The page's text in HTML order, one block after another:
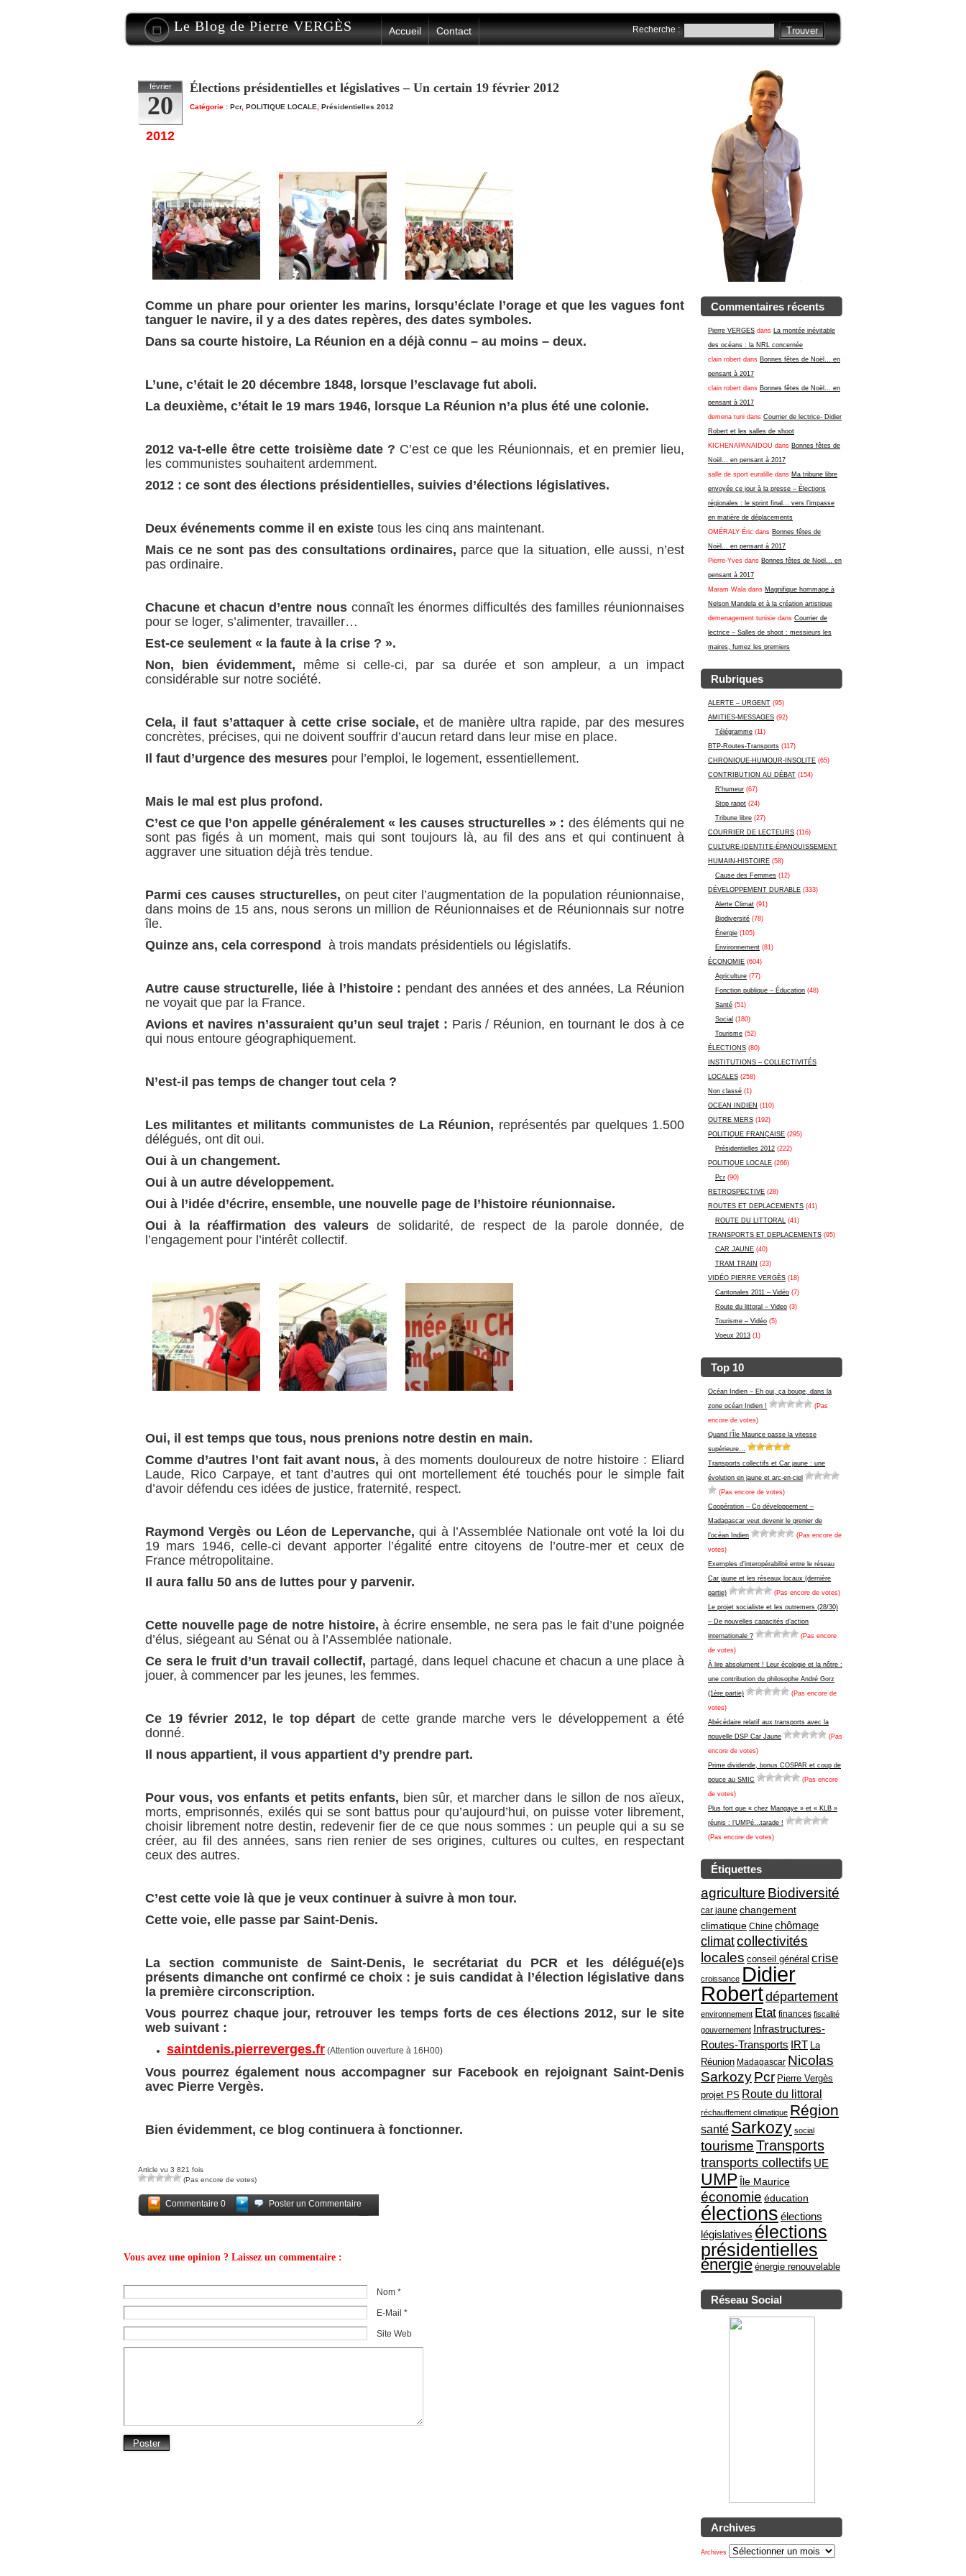
Le Blog de Pierre VERGÈS Accueil Contact Recherche :
Commentaires récents
Pierre VERGES dans La montée inévitable
des océans : la NRL concernée
clain robert dans Bonnes fêtes de Noël… en
pensant à 2017
clain robert dans Bonnes fêtes de Noël… en
pensant à 2017
demena tuni dans Courrier de lectrice- Didier
Robert et les salles de shoot
KICHENAPANAIDOU dans Bonnes fêtes de
Noël… en pensant à 2017
salle de sport euralille dans Ma tribune libre
envoyée ce jour à la presse – Élections
régionales : le sprint final… vers l’impasse
en matière de déplacements
OMÉRALY Éric dans Bonnes fêtes de
Noël… en pensant à 2017
Pierre-Yves dans Bonnes fêtes de Noël… en
pensant à 2017
Maram Wala dans Magnifique hommage à
Nelson Mandela et à la création artistique
demenagement tunisie dans Courrier de
lectrice – Salles de shoot : messieurs les
maires, fumez les premiers
Rubriques
ALERTE – URGENT (95)
AMITIES-MESSAGES (92)
Télégramme (11)
BTP-Routes-Transports (117)
CHRONIQUE-HUMOUR-INSOLITE (65)
CONTRIBUTION AU DÉBAT (154)
R'humeur (67)
Stop ragot (24)
Tribune libre (27)
COURRIER DE LECTEURS (116)
CULTURE-IDENTITE-ÉPANOUISSEMENT
HUMAIN-HISTOIRE (58)
Cause des Femmes (12)
DÉVELOPPEMENT DURABLE (333)
Alerte Climat (91)
Biodiversité (78)
Énergie (105)
Environnement (81)
ÉCONOMIE (604)
Agriculture (77)
Fonction publique – Éducation (48)
Santé (51)
Social (180)
Tourisme (52)
ÉLECTIONS (80)
INSTITUTIONS – COLLECTIVITÉS
LOCALES (258)
Non classé (1)
OCEAN INDIEN (110)
OUTRE MERS (192)
POLITIQUE FRANÇAISE (295)
Présidentielles 2012 (222)
POLITIQUE LOCALE (266)
Pcr (90)
RETROSPECTIVE (28)
ROUTES ET DEPLACEMENTS (41)
ROUTE DU LITTORAL (41)
TRANSPORTS ET DEPLACEMENTS (95)
CAR JAUNE (40)
TRAM TRAIN (23)
VIDÉO PIERRE VERGÈS (18)
Cantonales 2011 – Vidéo (7)
Route du littoral – Video (3)
Tourisme – Vidéo (5)
Voeux 2013 (1)
Top 10
Océan Indien – Eh oui, ça bouge, dans la
zone océan Indien !
(Pas
encore de votes)
Quand l’Île Maurice passe la vitesse
supérieure…
Transports collectifs et Car jaune : une
évolution en jaune et arc-en-ciel
(Pas encore de votes)
Coopération – Co développement –
Madagascar veut devenir le grenier de
l’océan Indien
(Pas encore de
votes)
Exemples d’interopérabilité entre le réseau
Car jaune et les réseaux locaux (dernière
partie)
(Pas encore de votes)
Le projet socialiste et les outremers (28/30)
– De nouvelles capacités d’action
internationale ?
(Pas encore
de votes)
À lire absolument ! Leur écologie et la nôtre :
une contribution du philosophe André Gorz
(1ère partie)
(Pas encore de
votes)
Abécédaire relatif aux transports avec la
nouvelle DSP Car Jaune
(Pas
encore de votes)
Prime dividende, bonus COSPAR et coup de
pouce au SMIC
(Pas encore
de votes)
Plus fort que « chez Mangaye » et « KLB »
réunis : l’UMPé…tarade !
(Pas encore de votes)
Étiquettes
agriculture Biodiversité
car jaune changement
climatique Chine chômage
climatcollectivités
locales conseil général crise
croissance Didier
Robertdépartement
environnement Etat finances fiscalité
gouvernement Infrastructures-
Routes-Transports IRT La
Réunion Madagascar Nicolas
SarkozyPcr Pierre Vergès
projet PS Route du littoral
réchauffement climatique Région
santé Sarkozy social
tourismeTransports
transports collectifs UE
UMP Île Maurice
économie éducation
élections élections
législatives élections
présidentielles
énergie énergie renouvelable
Réseau Social
Archives
Archives
février
20
2012
Élections présidentielles et législatives – Un certain 19 février 2012
Catégorie : Pcr, POLITIQUE LOCALE Présidentielles 2012
Comme un phare pour orienter les marins, lorsqu’éclate l’orage et que les vagues font
tanguer le navire, il y a des dates repères, des dates symboles.
Dans sa courte histoire, La Réunion en a déjà connu – au moins – deux.
L’une, c’était le 20 décembre 1848, lorsque l’esclavage fut aboli.
La deuxième, c’était le 19 mars 1946, lorsque La Réunion n’a plus été une colonie.
2012 va-t-elle être cette troisième date ? C’est ce que les Réunionnais, et en premier lieu,
les communistes souhaitent ardemment.
2012 : ce sont des élections présidentielles, suivies d’élections législatives.
Deux événements comme il en existe tous les cinq ans maintenant.
Mais ce ne sont pas des consultations ordinaires, parce que la situation, elle aussi, n’est
pas ordinaire.
Chacune et chacun d’entre nousconnaît les énormes difficultés des familles réunionnaises
pour se loger, s’alimenter, travailler…
Est-ce seulement « la faute à la crise ? ».
Non, bien évidemment, même si celle-ci, par sa durée et son ampleur, a un impact
considérable sur notre société.
Cela, il faut s’attaquer à cette crise sociale, et de manière ultra rapide, par des mesures
concrètes, précises, qui ne doivent souffrir d’aucun retard dans leur mise en place.
Il faut d’urgence des mesures pour l’emploi, le logement, essentiellement.
Mais le mal est plus profond.
C’est ce que l’on appelle généralement « les causes structurelles » : des éléments qui ne
sont pas figés à un moment, mais qui sont toujours là, au fil des ans et qui continuent à
aggraver une situation déjà très tendue.
Parmi ces causes structurelles, on peut citer l’augmentation de la population réunionnaise,
dans moins de 15 ans, nous serons un million de Réunionnaises et de Réunionnais sur notre
île.
Quinze ans, cela correspond
à trois mandats présidentiels ou législatifs.
Autre cause structurelle, liée à l’histoire : pendant des années et des années, La Réunion
ne voyait que par la France.
Avions et navires n’assuraient qu’un seul trajet : Paris / Réunion, en tournant le dos à ce
qui nous entoure géographiquement.
N’est-il pas temps de changer tout cela ?
Les militantes et militants communistes de La Réunion, représentés par quelques 1.500
délégués, ont dit oui.
Oui à un changement.
Oui à un autre développement.
Oui à l’idée d’écrire, ensemble, une nouvelle page de l’histoire réunionnaise.
Oui à la réaffirmation des valeurs de solidarité, de respect de la parole donnée, de
l’engagement pour l’intérêt collectif.
Oui, il est temps que tous, nous prenions notre destin en main.
Comme d’autres l’ont fait avant nous, à des moments douloureux de notre histoire : Eliard
Laude, Rico Carpaye, et tant d’autres qui ont mortellement été touchés pour le simple fait
d’avoir défendu ces idées de justice, fraternité, respect.
Raymond Vergès ou Léon de Lepervanche, qui à l’Assemblée Nationale ont voté la loi du
19 mars 1946, celle-ci devant apporter l’égalité entre citoyens de l’outre-mer et ceux de
France métropolitaine.
Il aura fallu 50 ans de luttes pour y parvenir.
Cette nouvelle page de notre histoire, à écrire ensemble, ne sera pas le fait d’une poignée
d’élus, siégeant au Sénat ou à l’Assemblée nationale.
Ce sera le fruit d’un travail collectif, partagé, dans lequel chacune et chacun a une place à
jouer, à commencer par les jeunes, les femmes.
Ce 19 février 2012, le top départ de cette grande marche vers le développement a été
donné.
Il nous appartient, il vous appartient d’y prendre part.
Pour vous, vos enfants et petits enfants, bien sûr, et marcher dans le sillon de nos aïeux,
morts, emprisonnés, exilés qui se sont battus pour qu’aujourd’hui, on puisse voter librement,
choisir librement notre destin, redevenir fier de ce que nous sommes : un peuple qui a su se
créer, au fil des années, sans rien renier de ses origines, cultures ou cultes, en respectant
ceux des autres.
C’est cette voie là que je veux continuer à suivre à mon tour.
Cette voie, elle passe par Saint-Denis.
La section communiste de Saint-Denis, le secrétariat du PCR et les délégué(e)s
présents dimanche ont confirmé ce choix : je suis candidat à l’élection législative dans
la première circonscription.
Vous pourrez chaque jour, retrouver les temps forts de ces élections 2012, sur le site
web suivant :
saintdenis.pierreverges.fr (Attention ouverture à 16H00)
Vous pourrez également nous accompagner sur Facebook en rejoignant Saint-Denis
avec Pierre Vergès.
Bien évidemment, ce blog continuera à fonctionner.
Article vu 3 821 fois
(Pas encore de votes)
Commentaire 0
Poster un Commentaire
Vous avez une opinion ? Laissez un commentaire :
Nom *
E-Mail *
Site Web